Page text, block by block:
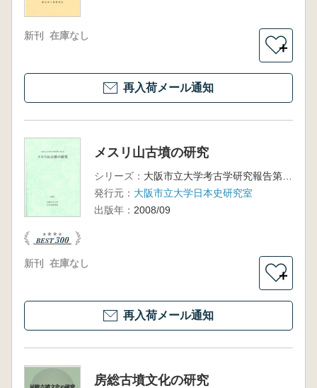
新刊 在庫なし
＋
再入荷メール通知
メスリ山古墳の研究
シリーズ：
大阪市立大学考古学研究報告第3冊
発行元： 大阪市立大学日本史研究室
出版年： 2008/09
新刊 在庫なし
＋
再入荷メール通知
房総古墳文化の研究